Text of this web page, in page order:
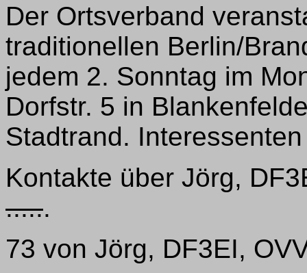
Der Ortsverband
traditionellen Berlin/
jedem 2. Sonntag im
Dorfstr. 5 in
Stadtrand.
Kontakte über Jörg,
......
73 von Jörg, DF3EI,